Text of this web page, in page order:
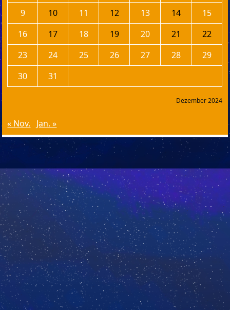
Dezember 2024
9
10 11 12 13 14
15
16
17 18 19 20 21
22
23
24 25 26 27 28
29
30
31
« Nov. Jan. »